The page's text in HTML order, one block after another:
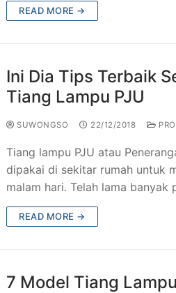
READ MORE →
Ini Dia Tips Terbaik
Tiang Lampu PJU
SUWONGSO 22/12/2018
Tiang lampu PJU atau
dipakai di sekitar rumah untuk
malam hari. Telah lama
READ MORE →
7 Model Tiang